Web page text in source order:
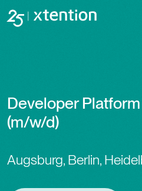
Developer
(m/w/d)
Augsburg, Berlin,